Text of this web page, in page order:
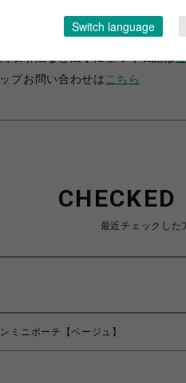
池袋PARCO
プお問い合わせは こちら
最近チェックした
ミニポーチ【ベージュ】
Switch language